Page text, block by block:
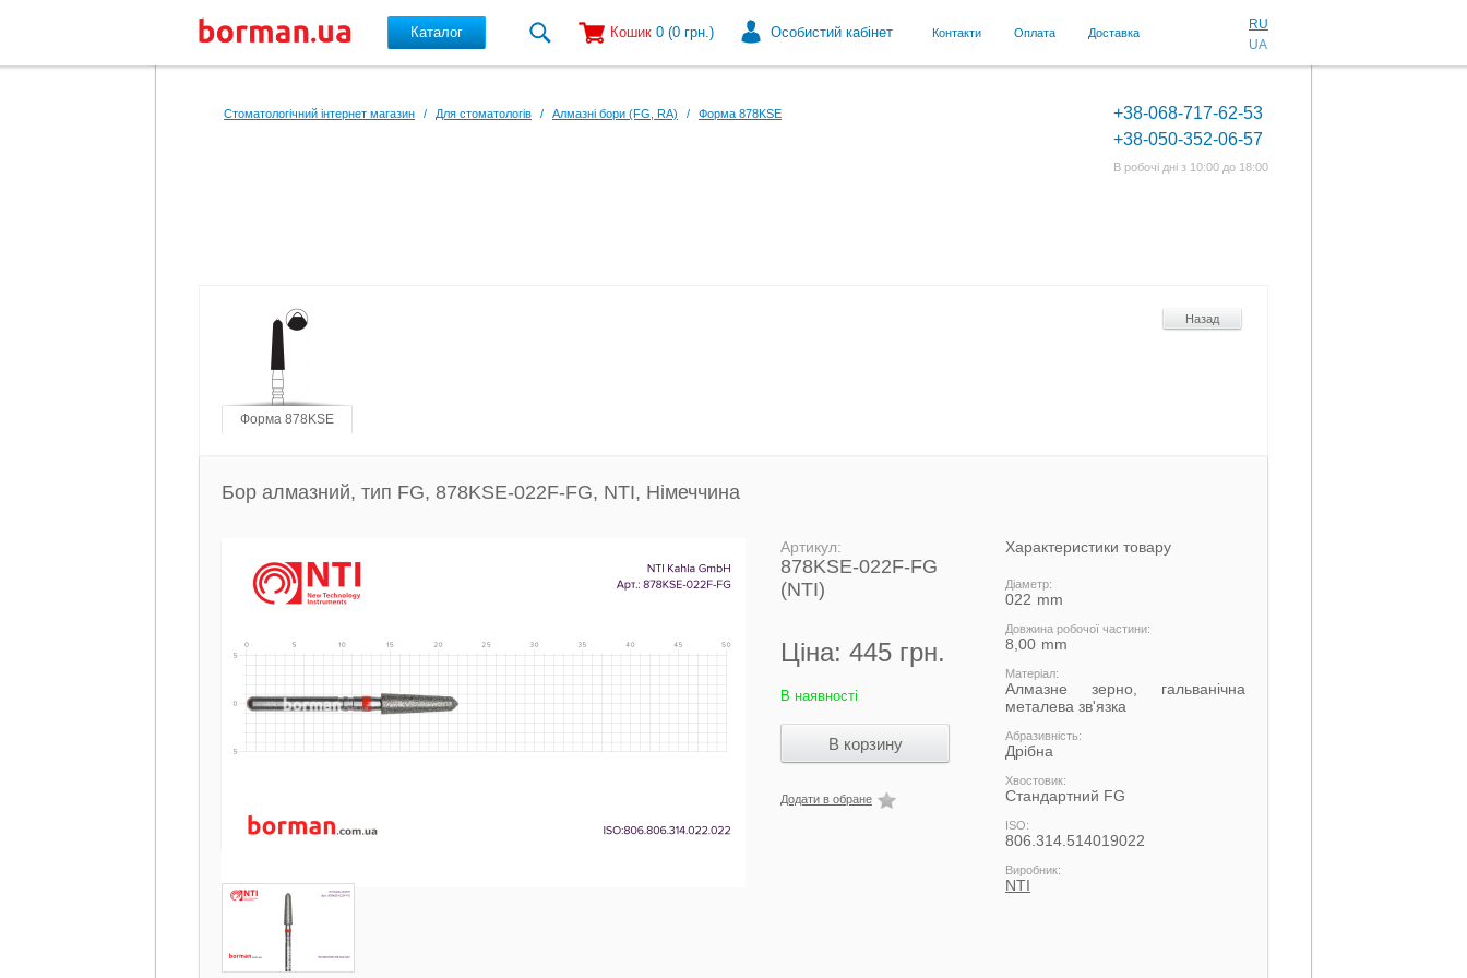
Каталог Кошик 0 (0 грн.) Особистий кабінет Контакти Оплата Доставка
RU
UA
Стоматологічний інтернет магазин / Для стоматологів / Алмазні бори (FG, RA) / Форма 878KSE
+38-068-717-62-53
+38-050-352-06-57
В робочі дні з 10:00 до 18:00
Форма 878KSE
Назад
Бор алмазний, тип FG, 878KSE-022F-FG, NTI, Німеччина
Артикул:
878KSE-022F-FG
(NTI)
Ціна: 445 грн.
В наявності
Додати в обране
Характеристики товару
Діаметр:
022
Довжина робочої частини:
8,00
Матеріал:
Алмазне зерно, гальванічна
металева зв'язка
Абразивність:
Дрібна
Хвостовик:
Стандартний FG
ISO:
806.314.514019022
Виробник:
NTI